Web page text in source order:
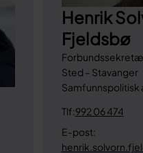
Henrik
Fjeldsbø
Sted – Stavanger
Samfunnspolitisk
Tlf:992 06 474
E-post: